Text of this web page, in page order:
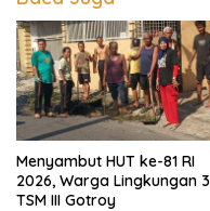
Menyambut HUT ke-81 RI
2026, Warga Lingkungan 3
TSM III Gotroy